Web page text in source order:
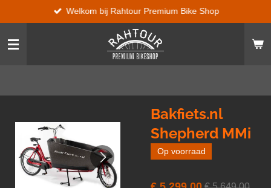
direct
naar
hoofdinhoud
Welkom bij Rahtour Premium Bike Shop
Bakfiets.nl
Shepherd MMi
Op voorraad